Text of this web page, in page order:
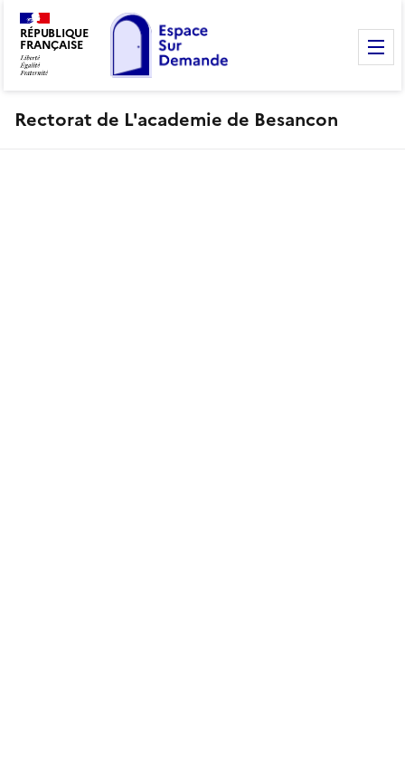
RÉPUBLIQUE
FRANÇAISE
Rectorat de L'academie de Besancon